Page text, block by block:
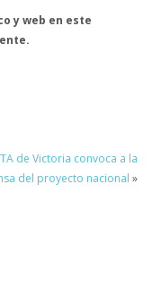
y web en este
de Victoria convoca a la
del proyecto nacional »